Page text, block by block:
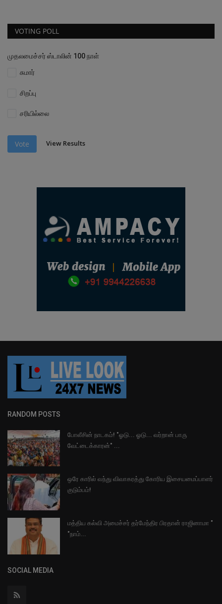
VOTING POLL
முதலமைச்சர் ஸ்டாலின் 100 நாள்
சுமார்
சிறப்பு
சரியில்லை
Vote View Results
RANDOM POSTS
போலீசின் நாடகம்! "ஓடு... ஓடு... வர்றான் பாரு
வேட்டைக்காரன்" ...
ஒரே காரில் வந்து விவாகரத்து கோரிய இசையமைப்பாளர்
குடும்பம்!
மத்திய கல்வி அமைச்சர் தர்மேந்திர பிரதான் ராஜினாமா "
"நாம்...
SOCIAL MEDIA